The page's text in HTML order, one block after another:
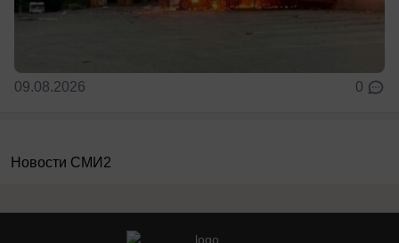
09.08.2026 0
Новости СМИ2